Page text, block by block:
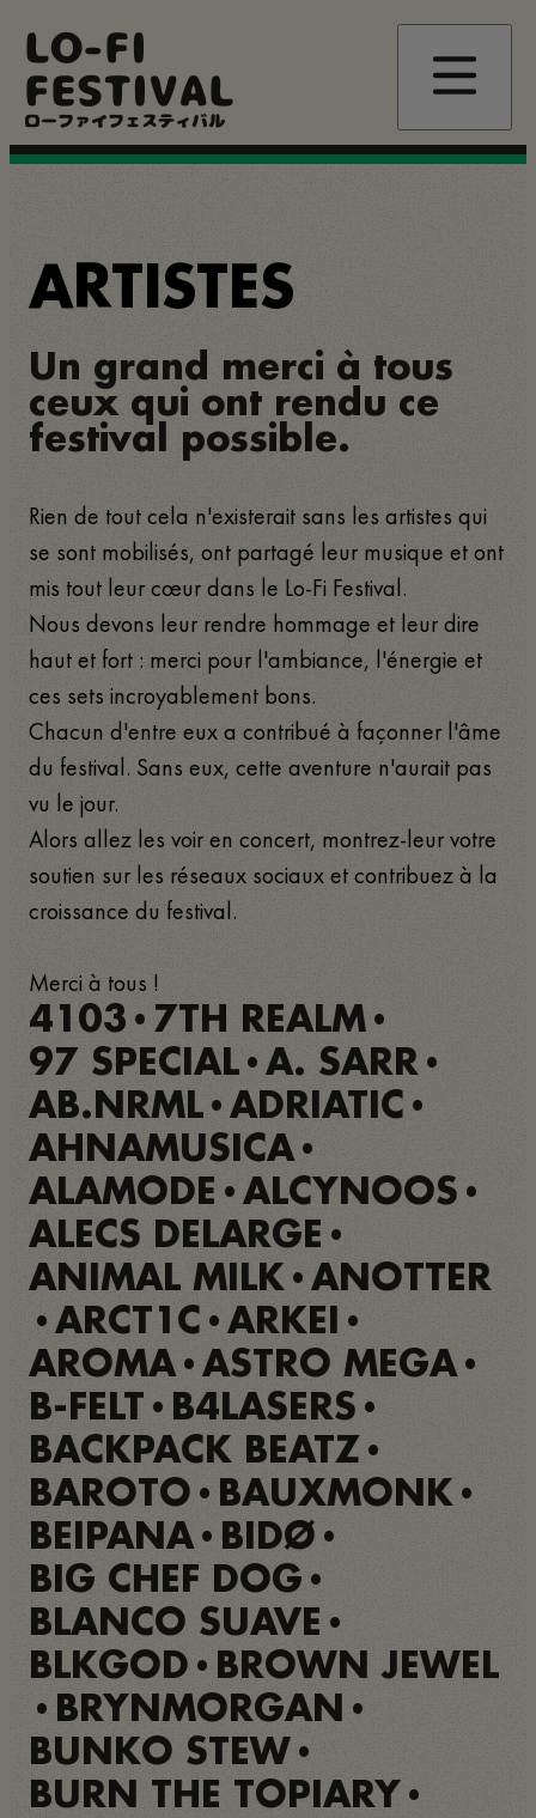
au
contenu
principal
LO-FI
FESTIVAL
ローファイフェスティバル
ARTISTES
Un grand merci à tous
ceux qui ont rendu ce
festival possible.
Rien de tout cela n'existerait sans les artistes qui
se sont mobilisés, ont partagé leur musique et ont
mis tout leur cœur dans le Lo-Fi Festival.
Nous devons leur rendre hommage et leur dire
haut et fort : merci pour l'ambiance, l'énergie et
ces sets incroyablement bons.
Chacun d'entre eux a contribué à façonner l'âme
du festival. Sans eux, cette aventure n'aurait pas
vu le jour.
Alors allez les voir en concert, montrez-leur votre
soutien sur les réseaux sociaux et contribuez à la
croissance du festival.
Merci à tous !
4103 • 7TH REALM •
97 SPECIAL • A. SARR •
AB.NRML • ADRIATIC •
AHNAMUSICA •
ALAMODE • ALCYNOOS •
ALECS DELARGE •
ANIMAL MILK • ANOTTER
• ARCT1C • ARKEI •
AROMA • ASTRO MEGA •
B-FELT • B4LASERS •
BACKPACK BEATZ •
BAROTO • BAUXMONK •
BEIPANA • BIDØ •
BIG CHEF DOG •
BLANCO SUAVE •
BLKGOD • BROWN JEWEL
• BRYNMORGAN •
BUNKO STEW •
BURN THE TOPIARY •